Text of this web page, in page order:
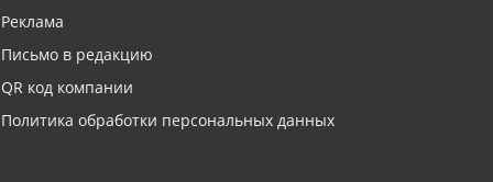
Реклама
Письмо в редакцию
QR код компании
Политика обработки персональных данных